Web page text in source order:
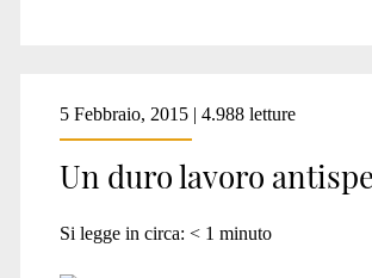
5 Febbraio, 2015 | 4.988 letture
Un duro lavoro
Si legge in circa: < 1 minuto